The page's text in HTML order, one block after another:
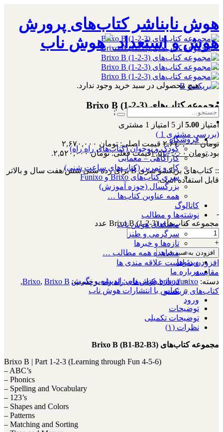
هوش نابناشر کتاب‌های پرورش
هوش و استعداد
۰
هیچ محصولی در سبد خرید وجود ندارد.
';
فروشگاه
کودک و نوجوان (کتاب‌های راه راه)
کارآگاهی – معمایی
کار و تمرین (کتاب‌های ساعت شنی)
سری کتاب‌های Brixo و Funixo
بزرگسال (حوزه آموزش)
همه عناوین کتاب‌ها …
کاتالوگ
نوشته‌ها و مطالب
معماهای هوش ناب
سرگرمی و طنز
تازه‌ها و خبرها
مشاهده همه مطالب …
ویدئوها
درباره ما
درباره هوش ناب: اندیشه و نگرش
تماس با انتشارات هوش ناب
ورود
مجموعه کتاب‌های Brixo B (1-2-3)
امتیاز 5.00 از 5 امتیاز 1 مشتری
(بررسی مشتری 1
)
تومان۲,۶۷۰,۰۰۰
قیمت اصلی: تومان ۲,۶۷۰,۰۰۰
بود.تومان ۲,۵۲۰,۰۰۰ قیمت فعلی: تومان ۲,۵۲۰,۰۰۰.
:: کتاب‌های بریکسو سری B برای رده سنی شش/هفت سال و بالاتر
قابل استفاده است.
-
مجموعه کتاب‌های Brixo B (1-2-3) عدد
+
افزودن به سبد خرید
افزودن به لیست علاقه مندی ها
مقایسه
دسته: brixo/funixo
,کتاب‌های راه راه برچسب: Brixo, Brixo B
,
کتاب‌های بریکسو
توضیحات
توضیحات تکمیلی
نظرات (۱)
مجموعه کتاب‌های Brixo B (B1-B2-B3)
Brixo B | Part 1-2-3 (Learning through Fun 4-5-6)
– ABC’s
– Phonics
– Spelling and Vocabulary
– 123’s
– Shapes and Colors
– Patterns
– Matching and Sorting